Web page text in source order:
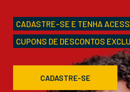
CADASTRE-SE E TENHA
CUPONS DE DESCONTOS
CADASTRE-SE